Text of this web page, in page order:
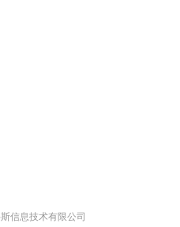
信息技术有限公司